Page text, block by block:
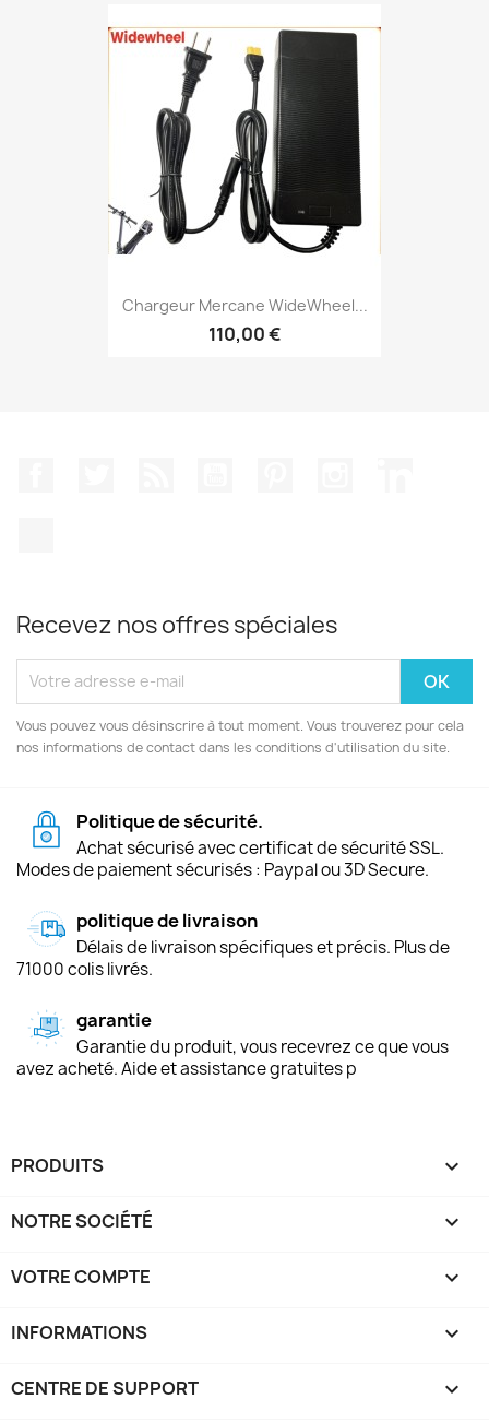
Chargeur Mercane WideWheel...
110,00 €
Recevez nos offres spéciales
Vous pouvez vous désinscrire à tout moment. Vous trouverez pour cela
nos informations de contact dans les conditions d'utilisation du site.
Politique de sécurité.
Achat sécurisé avec certificat de sécurité SSL.
Modes de paiement sécurisés : Paypal ou 3D Secure.
politique de livraison
Délais de livraison spécifiques et précis. Plus de
71000 colis livrés.
garantie
Garantie du produit, vous recevrez ce que vous
avez acheté. Aide et assistance gratuites p
PRODUITS 
NOTRE SOCIÉTÉ 
VOTRE COMPTE 
INFORMATIONS keyboard_arrow_down
CENTRE DE SUPPORT 